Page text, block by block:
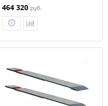
"развал-схождения" (5 т)
Trommelberg
464 320 руб.